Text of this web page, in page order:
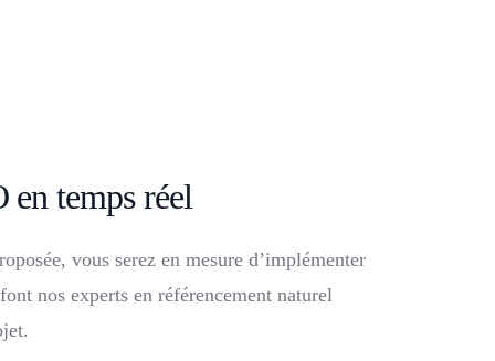
temps réel
vous serez en mesure d’implémenter
nos experts en référencement naturel